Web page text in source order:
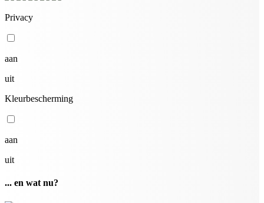
Privacy
aan
uit
Kleurbescherming
aan
uit
... en wat nu?